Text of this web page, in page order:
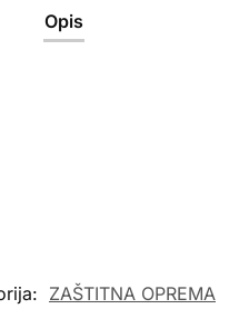
Opis
ZAŠTITNA OPREMA